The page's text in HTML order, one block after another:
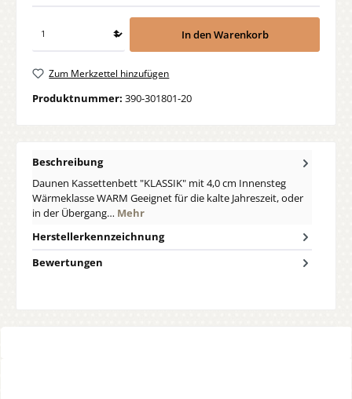
In den Warenkorb
Zum Merkzettel hinzufügen
Produktnummer: 390-301801-20
Beschreibung
Daunen Kassettenbett "KLASSIK" mit 4,0 cm Innensteg
Wärmeklasse WARM Geeignet für die kalte Jahreszeit, oder
in der Übergang… Mehr
Herstellerkennzeichnung
Bewertungen